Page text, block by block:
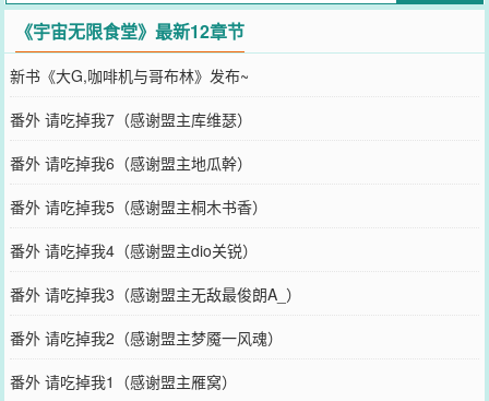
《宇宙无限食堂》最新12章节
新书《大G,咖啡机与哥布林》发布~
番外 请吃掉我7（感谢盟主库维瑟）
番外 请吃掉我6（感谢盟主地瓜幹）
番外 请吃掉我5（感谢盟主桐木书香）
番外 请吃掉我4（感谢盟主dio关锐）
番外 请吃掉我3（感谢盟主无敌最俊朗A_）
番外 请吃掉我2（感谢盟主梦魇一风魂）
番外 请吃掉我1（感谢盟主雁窝）